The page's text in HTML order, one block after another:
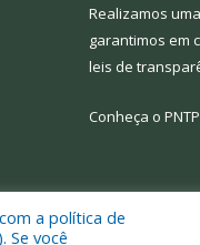
Realizamos uma
garantimos em
leis de
Conheça o PNTP
Mapa do Site
a política de
). Se você